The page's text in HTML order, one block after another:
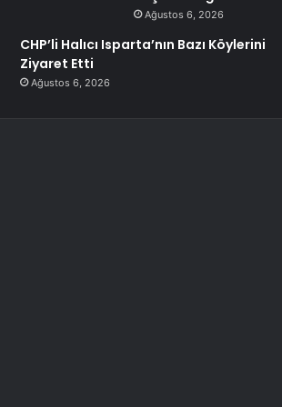
Ağustos 6, 2026
CHP’li Halıcı Isparta’nın Bazı Köylerini
Ziyaret Etti
Ağustos 6, 2026